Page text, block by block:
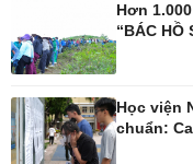
Cuộc sống đó đây
Hồ sơ
Hơn
“BÁC HỒ
Học viện
chuẩn: